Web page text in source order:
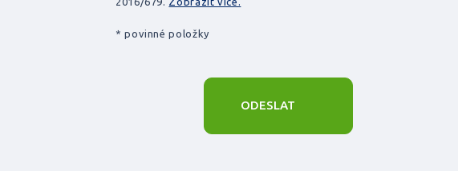
* povinné položky
ODESLAT